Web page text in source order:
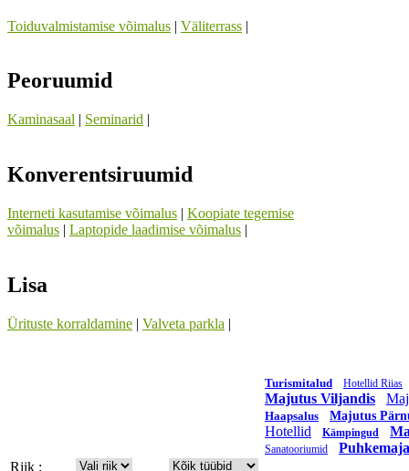
Toiduvalmistamise võimalus | Väliterrass |
Peoruumid
Kaminasaal | Seminarid |
Konverentsiruumid
Interneti kasutamise võimalus | Koopiate tegemise
võimalus | Laptopide laadimise võimalus |
Lisa
Ürituste korraldamine | Valveta parkla |
Turismitalud Hotellid Riias
Majutus Viljandis
Haapsalus Majutus
Hotellid Kämpingud
Sanatooriumid
Riik :